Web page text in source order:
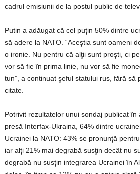
cadrul emisiunii de la postul public de
Putin a adăugat că cel puţin 50% dintre
să adere la NATO. “Aceştia sunt oameni
o ironie. Nu pentru că alţii sunt proşti, ci
vor să fie în prima linie, nu vor să fie
tun”, a continuat şeful statului rus, fără să
citate.
Potrivit rezultatelor unui sondaj publicat în
presă Interfax-Ukraina, 64% dintre
Ucrainei la NATO: 43% se pronunţă
iar alţi 21% mai degrabă susţin decât nu
degrabă nu susţin integrarea Ucrainei în